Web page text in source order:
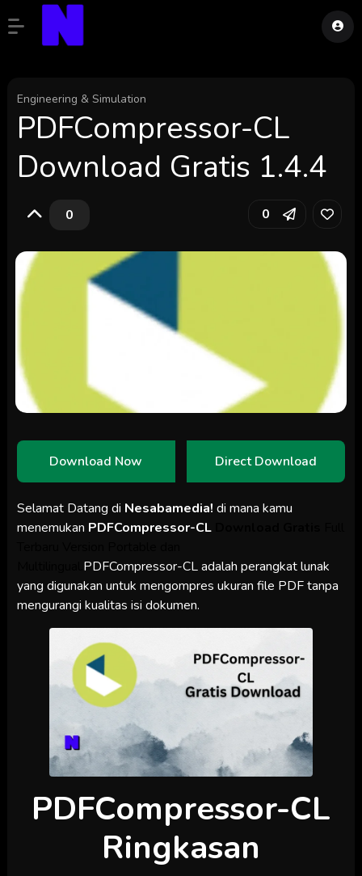
Engineering & Simulation
PDFCompressor-CL
Download Gratis 1.4.4
0 0
Download Now Direct Download
Selamat Datang di Nesabamedia! di mana kamu
menemukan PDFCompressor-CL
PDFCompressor-CL adalah perangkat lunak
yang digunakan untuk mengompres ukuran file PDF tanpa
mengurangi kualitas isi dokumen.
PDFCompressor-CL
Ringkasan